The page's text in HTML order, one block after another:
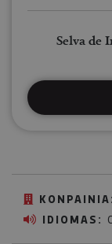
KONPAINIA:
IDIOMAS:
Selva de